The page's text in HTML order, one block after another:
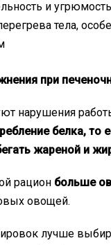
и
тела,
при
нарушения
белка, то
жареной и
рацион больше
овощей.
лучше